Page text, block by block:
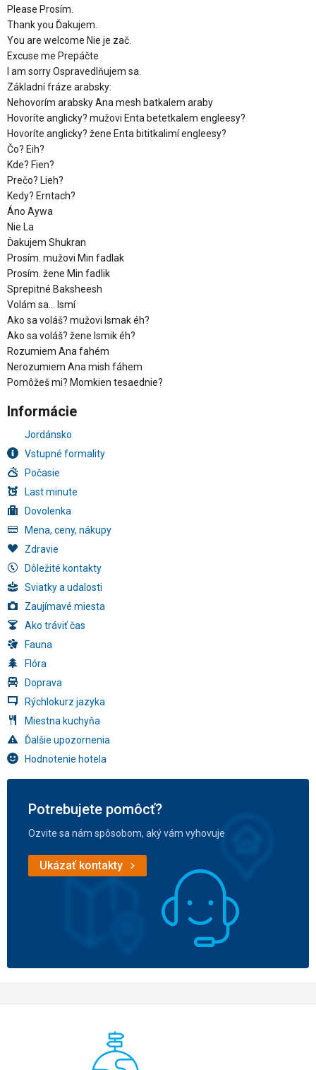
Please Prosím.
Thank you Ďakujem.
You are welcome Nie je zač.
Excuse me Prepáčte
I am sorry Ospravedlňujem sa.
Základní fráze arabsky:
Nehovorím arabsky Ana mesh batkalem araby
Hovoríte anglicky? mužovi Enta betetkalem engleesy?
Hovoríte anglicky? žene Enta bititkalimí engleesy?
Čo? Eih?
Kde? Fien?
Prečo? Lieh?
Kedy? Erntach?
Áno Aywa
Nie La
Ďakujem Shukran
Prosím. mužovi Min fadlak
Prosím. žene Min fadlik
Sprepitné Baksheesh
Volám sa... Ismí
Ako sa voláš? mužovi Ismak éh?
Ako sa voláš? žene Ismik éh?
Rozumiem Ana fahém
Nerozumiem Ana mish fáhem
Pomôžeš mi? Momkien tesaednie?
Informácie
Jordánsko
Vstupné formality
Počasie
Last minute
Dovolenka
Mena, ceny, nákupy
Zdravie
Dôležité kontakty
Sviatky a udalosti
Zaujímavé miesta
Ako tráviť čas
Fauna
Flóra
Doprava
Rýchlokurz jazyka
Miestna kuchyňa
Ďalšie upozornenia
Hodnotenie hotela
Potrebujete pomôcť?
Ozvite sa nám spôsobom, aký vám vyhovuje
Ukázať kontakty